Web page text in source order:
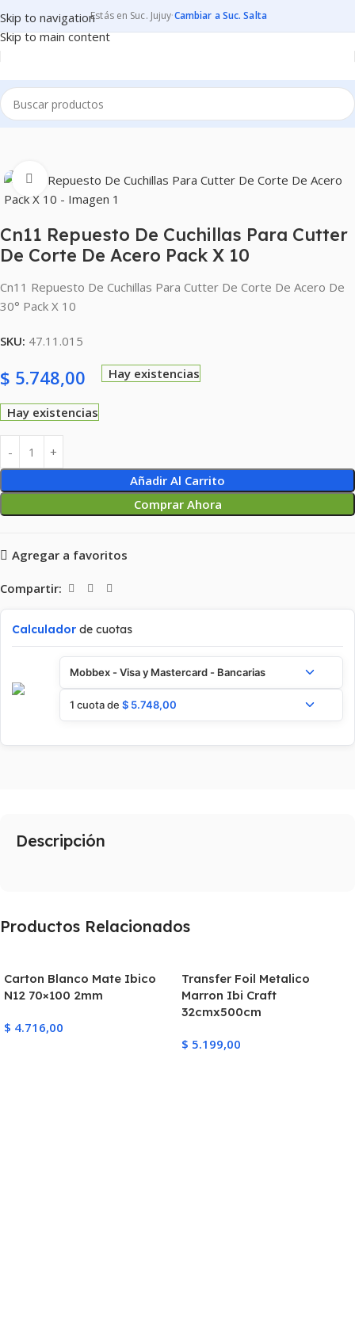
Skip to navigation
Skip to main content
Estás en Suc. Jujuy·Cambiar a Suc. Salta
CORTE Y CRAFT CORTAR CUTERS - REPUESTOS
Clic para ampliar
Cn11 Repuesto De Cuchillas Para Cutter
De Corte De Acero Pack X 10
Cn11 Repuesto De Cuchillas Para Cutter De Corte De Acero De
30° Pack X 10
SKU: 47.11.015
$ 5.748,00 Hay existencias
Hay existencias
Añadir Al Carrito
Comprar Ahora
Agregar a favoritos
Compartir:
Calculador de cuotas
Mobbex - Visa y Mastercard - Bancarias
1 cuota de $ 5.748,00
Descripción
Productos Relacionados
Carton Blanco Mate Ibico
N12 70×100 2mm
$ 4.716,00
Transfer Foil Metalico
Marron Ibi Craft
32cmx500cm
$ 5.199,00